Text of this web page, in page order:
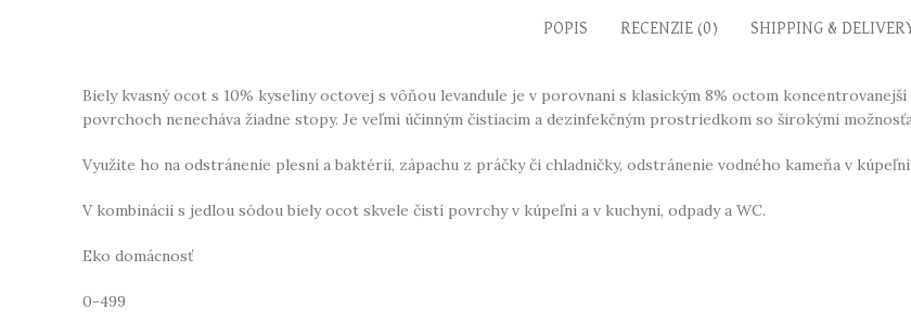
POPIS RECENZIE (0) SHIPPING &
Biely kvasný ocot s 10% kyseliny octovej s vôňou levandule je v porovnaní s klasickým 8% octom
povrchoch nenecháva žiadne stopy. Je veľmi účinným čistiacim a dezinfekčným prostriedkom so širokými
Využite ho na odstránenie plesní a baktérií, zápachu z práčky či chladničky, odstránenie vodného kameňa v
V kombinácii s jedlou sódou biely ocot skvele čistí povrchy v kúpeľni a v kuchyni, odpady a WC.
Eko domácnosť
0-499